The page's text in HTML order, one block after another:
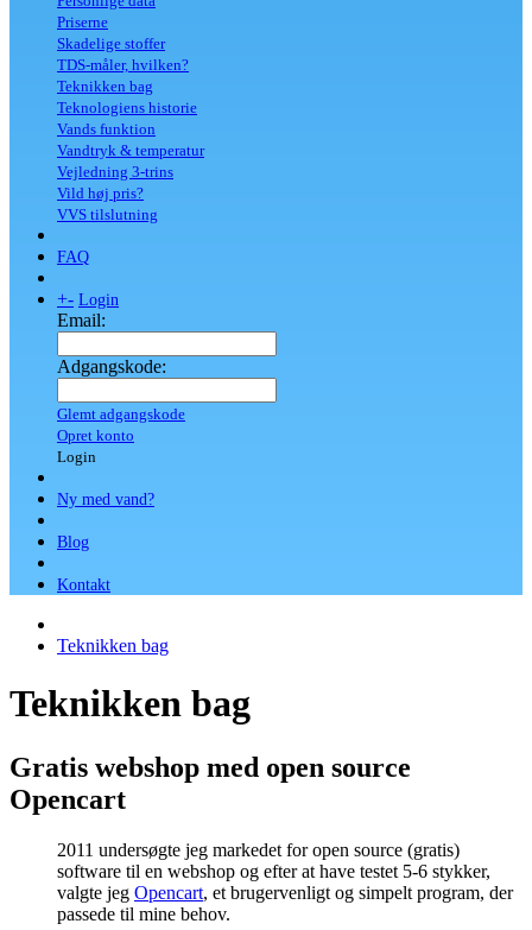
Priserne
Skadelige stoffer
TDS-måler, hvilken?
Teknikken bag
Teknologiens historie
Vands funktion
Vandtryk & temperatur
Vejledning 3-trins
Vild høj pris?
VVS tilslutning
FAQ
+- Login
Email:
Adgangskode:
Glemt adgangskode
Opret konto
Login
Ny med vand?
Blog
Kontakt
Teknikken bag
Teknikken bag
Gratis webshop med open source
Opencart
2011 undersøgte jeg markedet for open source (gratis)
software til en webshop og efter at have testet 5-6 stykker,
valgte jeg Opencart, et brugervenligt og simpelt program, der
passede til mine behov.